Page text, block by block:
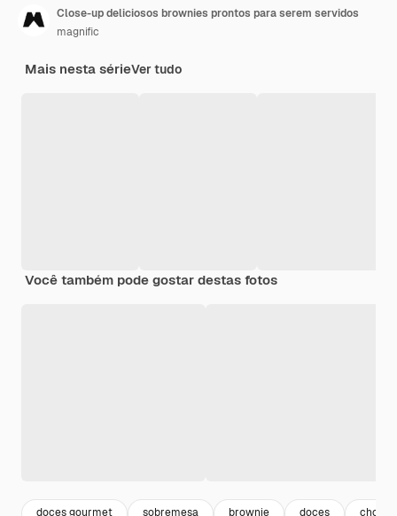
Close-up deliciosos brownies prontos para serem servidos
magnific
Mais nesta sérieVer tudo
Você também pode gostar destas fotos
doces gourmet sobremesa brownie doces